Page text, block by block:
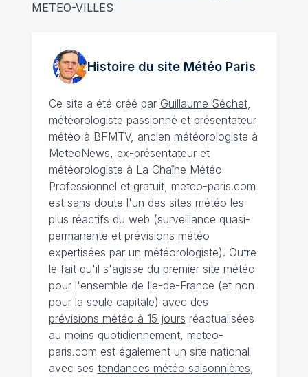
METEO-VILLES
Histoire du site MétéoParis
Ce site a été créé par Guillaume Séchet,
météorologiste passionné et présentateur
météo à BFMTV, ancien météorologiste à
MeteoNews, ex-présentateur et
météorologiste à La Chaîne Météo
Professionnel et gratuit, meteo-paris.com
est sans doute l'un des sites météo les
plus réactifs du web (surveillance quasi-
permanente et prévisions météo
expertisées par un météorologiste). Outre
le fait qu'il s'agisse du premier site météo
pour l'ensemble de Ile-de-France (et non
pour la seule capitale) avec des
prévisions météo à 15 jours réactualisées
au moins quotidiennement, meteo-
paris.com est également un site national
avec ses tendances météo saisonnières,